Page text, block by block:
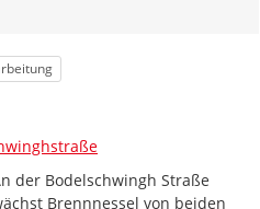
der Bodelschwingh Straße
Brennnessel von beiden